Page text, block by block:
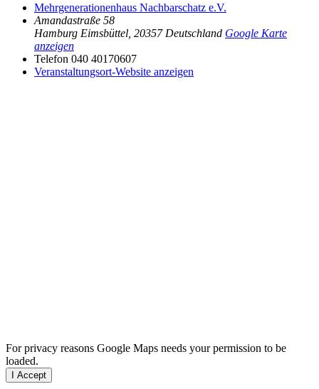
Mehrgenerationenhaus Nachbarschatz e.V.
Amandastraße 58
Hamburg Eimsbüttel 20357 Deutschland Google Karte
anzeigen
Telefon 040 40170607
Veranstaltungsort-Website anzeigen
For privacy reasons Google Maps needs your permission to be
loaded.
I Accept